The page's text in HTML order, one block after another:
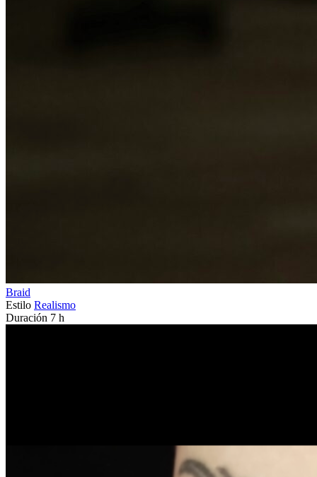
Braid
Estilo Realismo
Duración 7 h